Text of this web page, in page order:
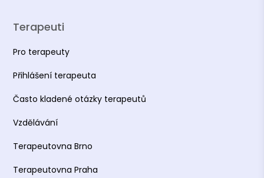
Terapeuti
Pro terapeuty
Přihlášení terapeuta
Často kladené otázky terapeutů
Vzdělávání
Terapeutovna Brno
Terapeutovna Praha